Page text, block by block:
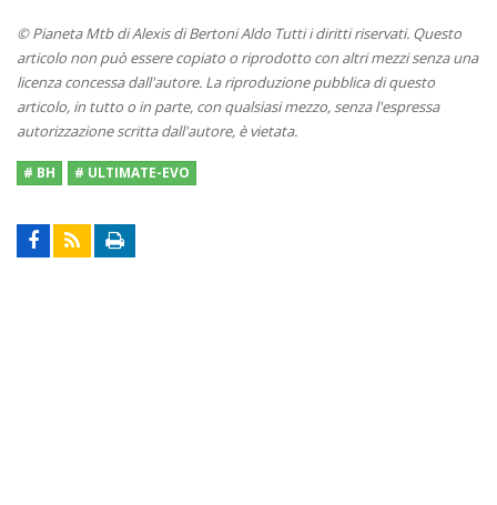
© Pianeta Mtb di Alexis di Bertoni Aldo Tutti i diritti riservati. Questo
articolo non può essere copiato o riprodotto con altri mezzi senza una
licenza concessa dall'autore. La riproduzione pubblica di questo
articolo, in tutto o in parte, con qualsiasi mezzo, senza l'espressa
autorizzazione scritta dall'autore, è vietata.
# BH # ULTIMATE-EVO